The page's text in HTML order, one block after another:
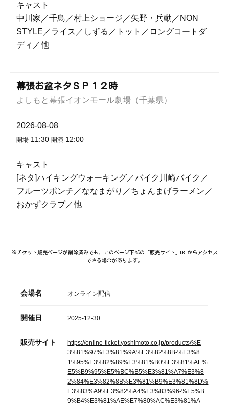
キャスト
中川家／千鳥／村上ショージ／矢野・兵動／NON
STYLE／ライス／しずる／トット／ロングコートダ
ディ／他
幕張お盆ネタＳＰ１２時
よしもと幕張イオンモール劇場（千葉県）
2026-08-08
開場 11:30 開演 12:00
キャスト
[ネタ]ハイキングウォーキング／バイク川崎バイク／
フルーツポンチ／ななまがり／ちょんまげラーメン／
おかずクラブ／他
※チケット販売ページが削除済みでも、このページ下部の「販売サイト」URLからアクセス
できる場合があります。
会場名 オンライン配信
開催日 2025-12-30
販売サイト
https://online-ticket.yoshimoto.co.jp/products/%E
3%81%97%E3%81%9A%E3%82%8B-%E3%8
1%95%E3%82%89%E3%81%B0%E3%81%AE%
E5%B9%95%E5%BC%B5%E3%81%A7%E3%8
2%84%E3%82%8B%E3%81%B9%E3%81%8D%
E3%83%A9%E3%82%A4%E3%83%96-%E5%B
9%B4%E3%81%AE%E7%80%AC%E3%81%A